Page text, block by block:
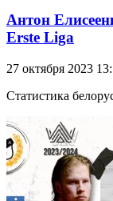
Антон
Erste Liga
27 октября 2023
Статистика